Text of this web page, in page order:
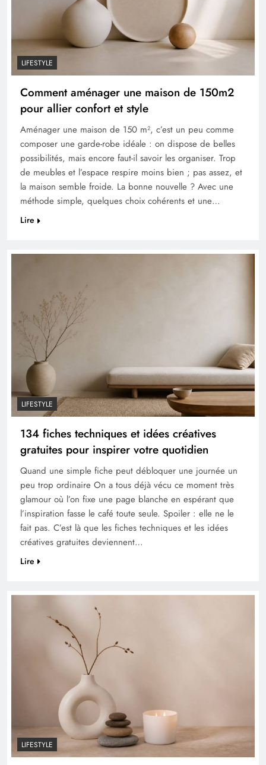
LIFESTYLE
Comment aménager une maison de 150m2
pour allier confort et style
Aménager une maison de 150 m², c’est un peu comme
composer une garde-robe idéale : on dispose de belles
possibilités, mais encore faut-il savoir les organiser. Trop
de meubles et l’espace respire moins bien ; pas assez, et
la maison semble froide. La bonne nouvelle ? Avec une
méthode simple, quelques choix cohérents et une…
Lire
LIFESTYLE
134 fiches techniques et idées créatives
gratuites pour inspirer votre quotidien
Quand une simple fiche peut débloquer une journée un
peu trop ordinaire On a tous déjà vécu ce moment très
glamour où l’on fixe une page blanche en espérant que
l’inspiration fasse le café toute seule. Spoiler : elle ne le
fait pas. C’est là que les fiches techniques et les idées
créatives gratuites deviennent…
Lire
LIFESTYLE